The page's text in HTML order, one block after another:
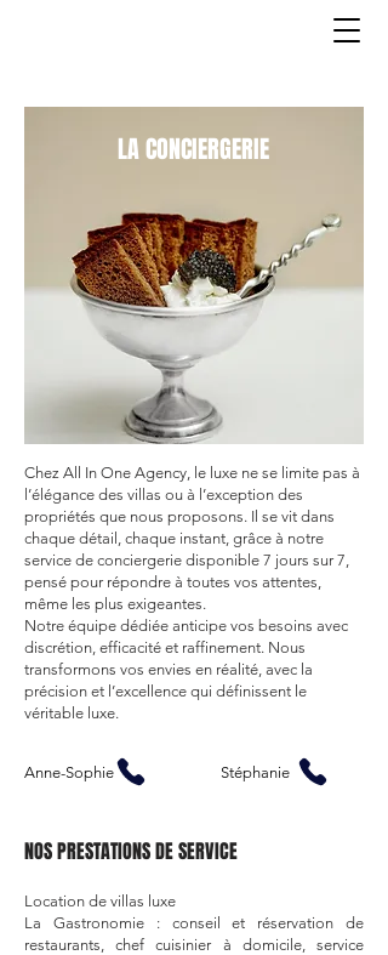
LA CONCIERGERIE
Chez All In One Agency, le luxe ne se limite pas à
l’élégance des villas ou à l’exception des
propriétés que nous proposons. Il se vit dans
chaque détail, chaque instant, grâce à notre
service de conciergerie disponible 7 jours sur 7,
pensé pour répondre à toutes vos attentes,
même les plus exigeantes.
Notre équipe dédiée anticipe vos besoins avec
discrétion, efficacité et raffinement. Nous
transformons vos envies en réalité, avec la
précision et l’excellence qui définissent le
véritable luxe.
Anne-Sophie Stéphanie
NOS PRESTATIONS DE SERVICE ​
Location de villas luxe
La Gastronomie : conseil et réservation de
restaurants, chef cuisinier à domicile, service